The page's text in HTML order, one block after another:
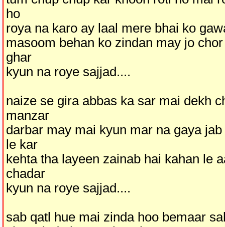
ho
roya na karo ay laal mere bhai ko
masoom behan ko zindan may jo
ghar
kyun na roye sajjad....
naize se gira abbas ka sar mai dekh
manzar
darbar may mai kyun mar na gaya
le kar
kehta tha layeen zainab hai kahan le
chadar
kyun na roye sajjad....
sab qatl hue mai zinda hoo bemaar